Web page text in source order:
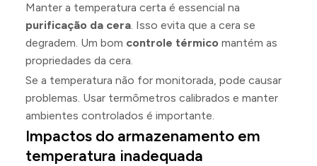
Manter a temperatura certa é essencial na
purificação da cera. Isso evita que a cera se
degradem. Um bom controle térmico mantém as
propriedades da cera.
Se a temperatura não for monitorada, pode causar
problemas. Usar termômetros calibrados e manter
ambientes controlados é importante.
Impactos do armazenamento em
temperatura inadequada